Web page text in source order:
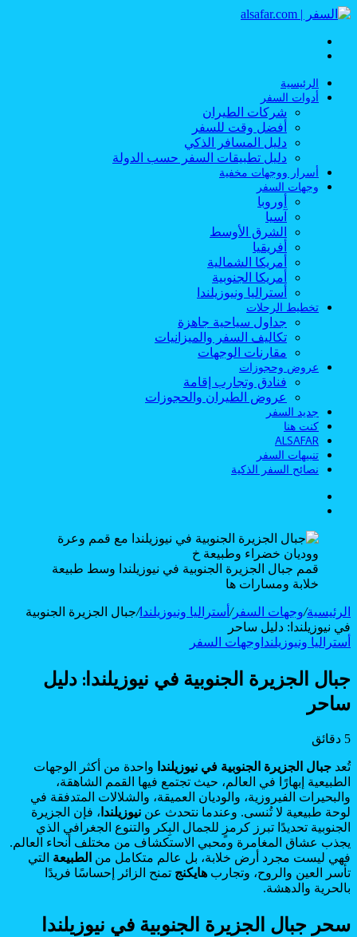
الرئيسية
أدوات السفر
شركات الطيران
أفضل وقت للسفر
دليل المسافر الذكي
دليل تطبيقات السفر حسب الدولة
أسرار ووجهات مخفية
وجهات السفر
أوروبا
آسيا
الشرق الأوسط
أفريقيا
أمريكا الشمالية
أمريكا الجنوبية
أستراليا ونيوزيلندا
تخطيط الرحلات
جداول سياحية جاهزة
تكاليف السفر والميزانيات
مقارنات الوجهات
عروض وحجوزات
فنادق وتجارب إقامة
عروض الطيران والحجوزات
جديد السفر
كنت هنا
ALSAFAR
تنبيهات السفر
نصائح السفر الذكية
قمم جبال الجزيرة الجنوبية في نيوزيلندا وسط طبيعة
خلابة ومسارات ها
الرئيسية/وجهات السفر/ أستراليا ونيوزيلندا/جبال الجزيرة الجنوبية
في نيوزيلندا: دليل ساحر
أستراليا ونيوزيلندا وجهات السفر
جبال الجزيرة الجنوبية في نيوزيلندا: دليل
ساحر
5 دقائق
تُعد جبال الجزيرة الجنوبية في نيوزيلندا واحدة من أكثر الوجهات
الطبيعية إبهارًا في العالم، حيث تجتمع فيها القمم الشاهقة،
والبحيرات الفيروزية، والوديان العميقة، والشلالات المتدفقة في
لوحة طبيعية لا تُنسى. وعندما نتحدث عن نيوزيلندا ، فإن الجزيرة
الجنوبية تحديدًا تبرز كرمزٍ للجمال البِكر والتنوع الجغرافي الذي
يجذب عشاق المغامرة ومحبي الاستكشاف من مختلف أنحاء العالم.
فهي ليست مجرد أرض خلابة، بل عالم متكامل من الطبيعة التي
تأسر العين والروح، وتجارب هايكنج تمنح الزائر إحساسًا فريدًا
بالحرية والدهشة.
سحر جبال الجزيرة الجنوبية في نيوزيلندا